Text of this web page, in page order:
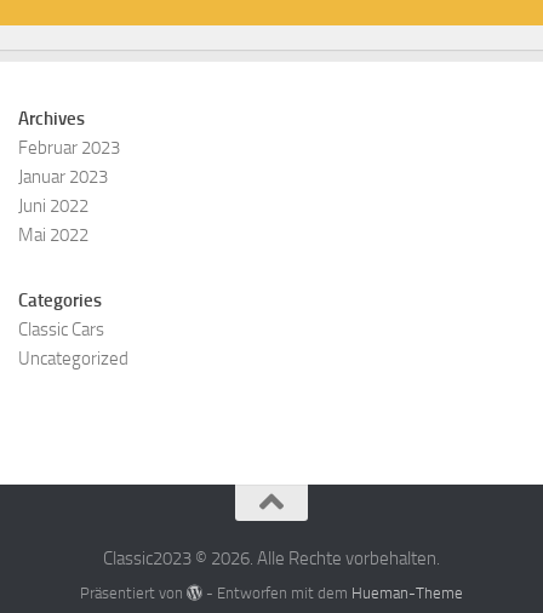
Archives
Februar 2023
Januar 2023
Juni 2022
Mai 2022
Categories
Classic Cars
Uncategorized
Classic2023 © 2026. Alle Rechte vorbehalten.
Präsentiert von - Entworfen mit dem Hueman-Theme